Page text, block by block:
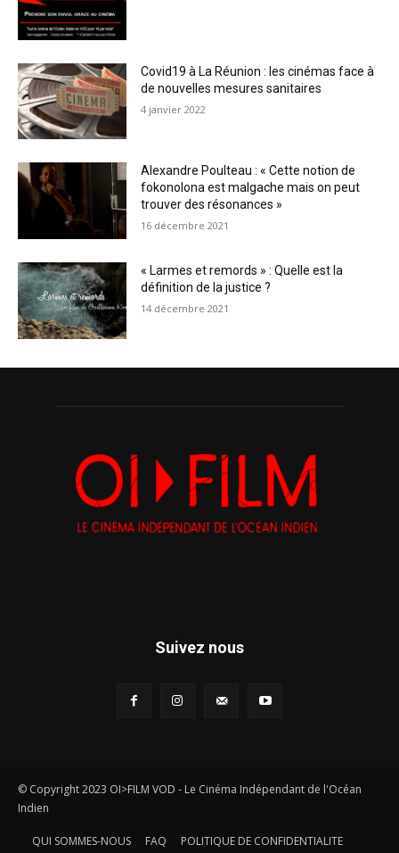
Covid19 à La Réunion : les cinémas face à
de nouvelles mesures sanitaires
4 janvier 2022
Alexandre Poulteau : « Cette notion de
fokonolona est malgache mais on peut
trouver des résonances »
16 décembre 2021
« Larmes et remords » : Quelle est la
définition de la justice ?
14 décembre 2021
Suivez nous
© Copyright 2023 OI>FILM VOD - Le Cinéma Indépendant de l'Océan
Indien
QUI SOMMES-NOUS FAQ
POLITIQUE DE CONFIDENTIALITE